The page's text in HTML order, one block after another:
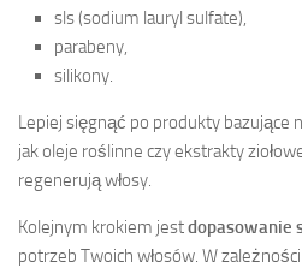
sls (sodium lauryl sulfate),
parabeny,
silikony.
Lepiej sięgnąć po produkty bazujące
jak oleje roślinne czy ekstrakty
regenerują włosy.
Kolejnym krokiem jestdopasowanie
potrzeb Twoich włosów. W